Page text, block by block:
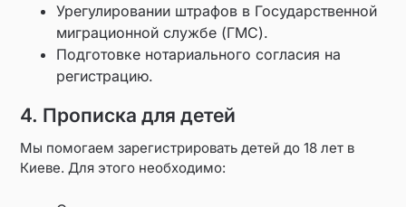
Урегулировании штрафов в Государственной
миграционной службе (ГМС).
Подготовке нотариального согласия на
регистрацию.
4. Прописка для детей
Мы помогаем зарегистрировать детей до 18 лет в
Киеве. Для этого необходимо: